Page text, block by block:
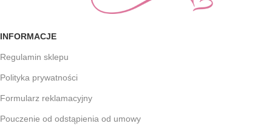
INFORMACJE
Regulamin sklepu
Polityka prywatności
Formularz reklamacyjny
Pouczenie od odstąpienia od umowy